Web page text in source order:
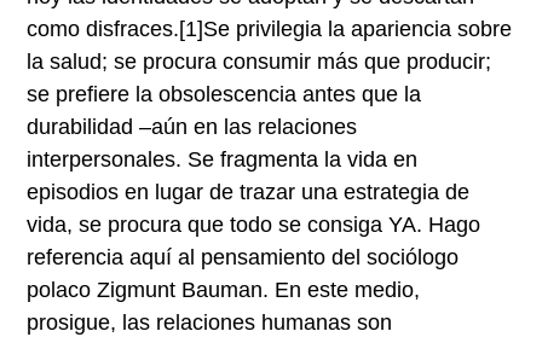
como disfraces.[1]Se privilegia la apariencia sobre
la salud; se procura consumir más que producir;
se prefiere la obsolescencia antes que la
durabilidad –aún en las relaciones
interpersonales. Se fragmenta la vida en
episodios en lugar de trazar una estrategia de
vida, se procura que todo se consiga YA. Hago
referencia aquí al pensamiento del sociólogo
polaco Zigmunt Bauman. En este medio,
prosigue, las relaciones humanas son